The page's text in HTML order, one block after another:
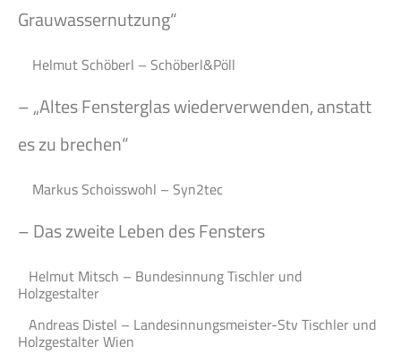
Grauwassernutzung“
Helmut Schöberl – Schöberl&Pöll
–„Altes Fensterglas wiederverwenden, anstatt
es zu brechen“
Markus Schoisswohl – Syn2tec
– Das zweite Leben des Fensters
Helmut Mitsch – Bundesinnung Tischler und
Holzgestalter
Andreas Distel – Landesinnungsmeister-Stv Tischler und
Holzgestalter Wien